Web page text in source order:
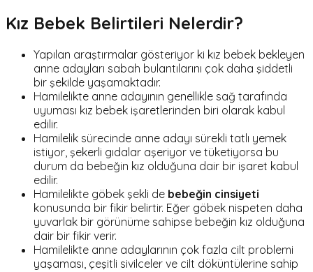
Kız Bebek Belirtileri Nelerdir?
Yapılan araştırmalar gösteriyor ki kız bebek bekleyen
anne adayları sabah bulantılarını çok daha şiddetli
bir şekilde yaşamaktadır.
Hamilelikte anne adayının genellikle sağ tarafında
uyuması kız bebek işaretlerinden biri olarak kabul
edilir.
Hamilelik sürecinde anne adayı sürekli tatlı yemek
istiyor, şekerli gıdalar aşeriyor ve tüketiyorsa bu
durum da bebeğin kız olduğuna dair bir işaret kabul
edilir.
Hamilelikte göbek şekli de bebeğin cinsiyeti
konusunda bir fikir belirtir. Eğer göbek nispeten daha
yuvarlak bir görünüme sahipse bebeğin kız olduğuna
dair bir fikir verir.
Hamilelikte anne adaylarının çok fazla cilt problemi
yaşaması, çeşitli sivilceler ve cilt döküntülerine sahip